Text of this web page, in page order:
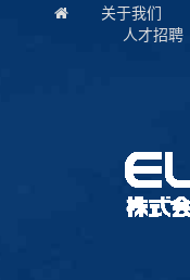
关于我们
人才招聘